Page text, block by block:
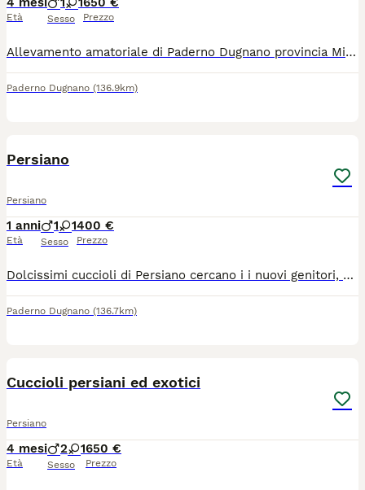
Età Sesso Prezzo
Allevamento amatoriale di Paderno Dugnano provincia Milano ha disponibile due maschietti uno esotico è uno persiano e una femminuccia persiana dolcissimi già con pedigree vaccini microchip x informazioni contattarci solo se interessati no perditempo
Paderno Dugnano (136.9km)
Persiano
Persiano
1 anni
Età
1 1
Sesso
400 €
Prezzo
Dolcissimi cuccioli di Persiano cercano i i nuovi genitori, per maggiori informazioni non esitate a contattarmi .
Paderno Dugnano (136.7km)
Cuccioli persiani ed exotici
Persiano
4 mesi
Età
2 1
Sesso
650 €
Prezzo